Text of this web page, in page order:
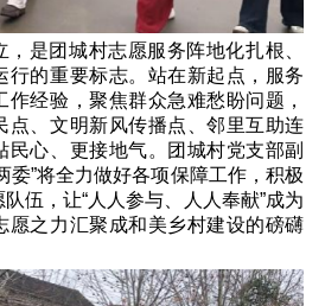
，是团城村志愿服务阵地化扎根、
行的重要标志。站在新起点，服务
经验，聚焦群众急难愁盼问题，
点、文明新风传播点、邻里互助连
民心、更接地气。团城村党支部副
委”将全力做好各项保障工作，积极
伍，让“人人参与、人人奉献”成为
愿之力汇聚成和美乡村建设的磅礴